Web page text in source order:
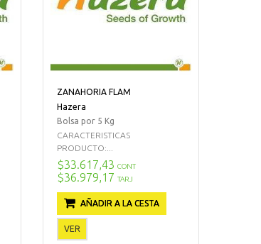
ZANAHORIA FLAM
Hazera
Bolsa por 5 Kg
CARACTERISTICAS
PRODUCTO:...
$33.617,43 CONT
$36.979,17 TARJ
AÑADIR A LA CESTA
VER